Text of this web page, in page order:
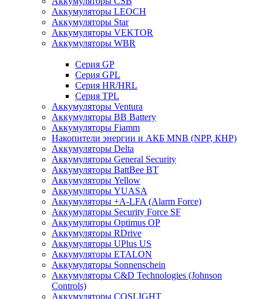
Аккумуляторы LEOCH
Аккумуляторы Star
Аккумуляторы VEKTOR
Аккумуляторы WBR
Cерия GP
Серия GPL
Серия HR/HRL
Серия TPL
Аккумуляторы Ventura
Аккумуляторы BB Battery
Аккумуляторы Fiamm
Накопители энергии и АКБ MNB (NPP, КНР)
Аккумуляторы Delta
Аккумуляторы General Security
Аккумуляторы BattBee BT
Аккумуляторы Yellow
Аккумуляторы YUASA
Аккумуляторы +A-LFA (Alarm Force)
Аккумуляторы Security Force SF
Аккумуляторы Optimus OP
Аккумуляторы RDrive
Аккумуляторы UPlus US
Аккумуляторы ETALON
Аккумуляторы Sonnenschein
Аккумуляторы С&D Technologies (Johnson
Controls)
Аккумуляторы COSLIGHT